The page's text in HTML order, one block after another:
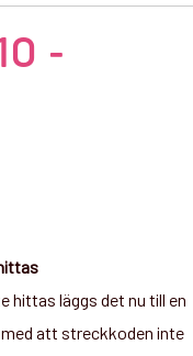
-
hittas läggs det nu till en
att streckkoden inte